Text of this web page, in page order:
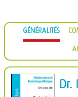
GÉNÉRALITÉS
Dr.